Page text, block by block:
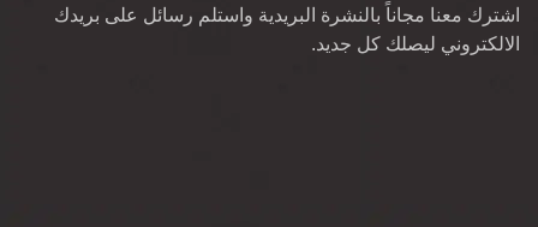
اشترك معنا مجاناً بالنشرة البريدية واستلم رسائل على بريدك
الالكتروني ليصلك كل جديد.